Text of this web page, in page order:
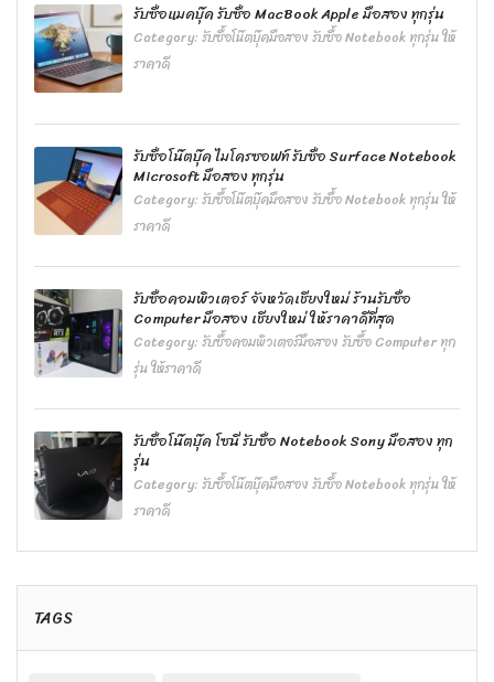
รับซื้อแมคบุ๊ค รับซื้อ MacBook Apple มือสอง ทุกรุ่น
Category:รับซื้อโน๊ตบุ๊คมือสอง รับซื้อ Notebook ทุกรุ่น ให้
ราคาดี
รับซื้อโน๊ตบุ๊ค ไมโครซอฟท์ รับซื้อ Surface Notebook
Microsoft มือสอง ทุกรุ่น
Category:รับซื้อโน๊ตบุ๊คมือสอง รับซื้อ Notebook ทุกรุ่น ให้
ราคาดี
รับซื้อคอมพิวเตอร์ จังหวัดเชียงใหม่ ร้านรับซื้อ
Computer มือสอง เชียงใหม่ ให้ราคาดีที่สุด
Category:รับซื้อคอมพิวเตอร์มือสอง รับซื้อ Computer ทุก
รุ่น ให้ราคาดี
รับซื้อโน๊ตบุ๊ค โซนี่ รับซื้อ Notebook Sony มือสอง ทุก
รุ่น
Category:รับซื้อโน๊ตบุ๊คมือสอง รับซื้อ Notebook ทุกรุ่น ให้
ราคาดี
TAGS